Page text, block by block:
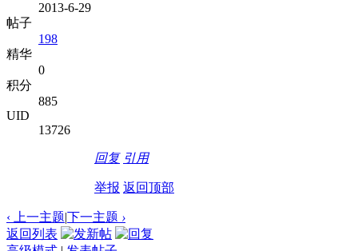
2013-6-29
帖子
198
精华
0
积分
885
UID
13726
回复 引用
举报 返回顶部
‹ 上一主题|下一主题 ›
返回列表